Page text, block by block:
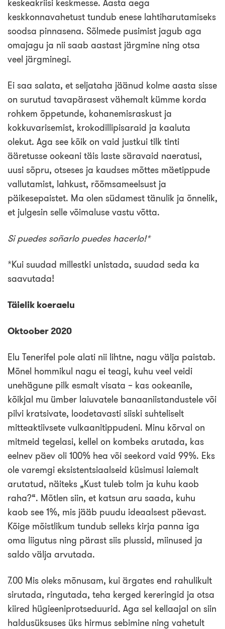
keskeakriisi keskmesse. Aasta aega
keskkonnavahetust tundub enese lahtiharutamiseks
soodsa pinnasena. Sõlmede pusimist jagub aga
omajagu ja nii saab aastast järgmine ning otsa
veel järgminegi.
Ei saa salata, et seljataha jäänud kolme aasta sisse
on surutud tavapärasest vähemalt kümme korda
rohkem õppetunde, kohanemisraskust ja
kokkuvarisemist, krokodillipisaraid ja kaaluta
olekut. Aga see kõik on vaid justkui tilk tinti
ääretusse ookeani täis laste säravaid naeratusi,
uusi sõpru, otseses ja kaudses mõttes mäetippude
vallutamist, lahkust, rõõmsameelsust ja
päikesepaistet. Ma olen südamest tänulik ja õnnelik,
et julgesin selle võimaluse vastu võtta.
Si puedes soñarlo puedes hacerlo!*
*Kui suudad millestki unistada, suudad seda ka
saavutada!
Täielik koeraelu
Oktoober 2020
Elu Tenerifel pole alati nii lihtne, nagu välja paistab.
Mõnel hommikul nagu ei teagi, kuhu veel veidi
unehägune pilk esmalt visata – kas ookeanile,
kõikjal mu ümber laiuvatele banaaniistandustele või
pilvi kratsivate, loodetavasti siiski suhteliselt
mitteaktiivsete vulkaanitippudeni. Minu kõrval on
mitmeid tegelasi, kellel on kombeks arutada, kas
eelnev päev oli 100% hea või seekord vaid 99%. Eks
ole varemgi eksistentsiaalseid küsimusi laiemalt
arutatud, näiteks „Kust tuleb tolm ja kuhu kaob
raha?“. Mõtlen siin, et katsun aru saada, kuhu
kaob see 1%, mis jääb puudu ideaalsest päevast.
Kõige mõistlikum tundub selleks kirja panna iga
oma liigutus ning pärast siis plussid, miinused ja
saldo välja arvutada.
7.00 Mis oleks mõnusam, kui ärgates end rahulikult
sirutada, ringutada, teha kerged kereringid ja otsa
kiired hügieeniprotseduurid. Aga sel kellaajal on siin
haldusüksuses üks hirmus sebimine ning vahetult